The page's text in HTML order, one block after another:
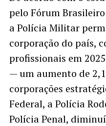
pelo Fórum
a Polícia Militar
corporação do país,
profissionais em
— um aumento de
corporações
Federal, a Polícia
Polícia Penal,